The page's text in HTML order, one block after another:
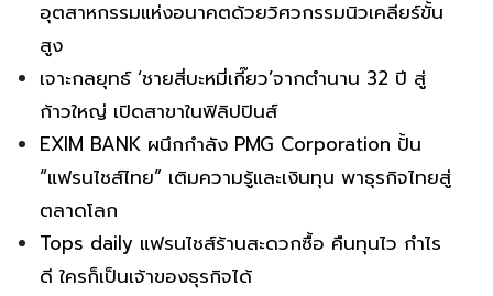
อุตสาหกรรมแห่งอนาคตด้วยวิศวกรรมนิวเคลียร์ขั้น
สูง
เจาะกลยุทธ์ ‘ชายสี่บะหมี่เกี๊ยว’จากตำนาน 32 ปี สู่
ก้าวใหญ่ เปิดสาขาในฟิลิปปินส์
EXIM BANK ผนึกกำลัง PMG Corporation ปั้น
“แฟรนไชส์ไทย” เติมความรู้และเงินทุน พาธุรกิจไทยสู่
ตลาดโลก
Tops daily แฟรนไชส์ร้านสะดวกซื้อ คืนทุนไว กำไร
ดี ใครก็เป็นเจ้าของธุรกิจได้